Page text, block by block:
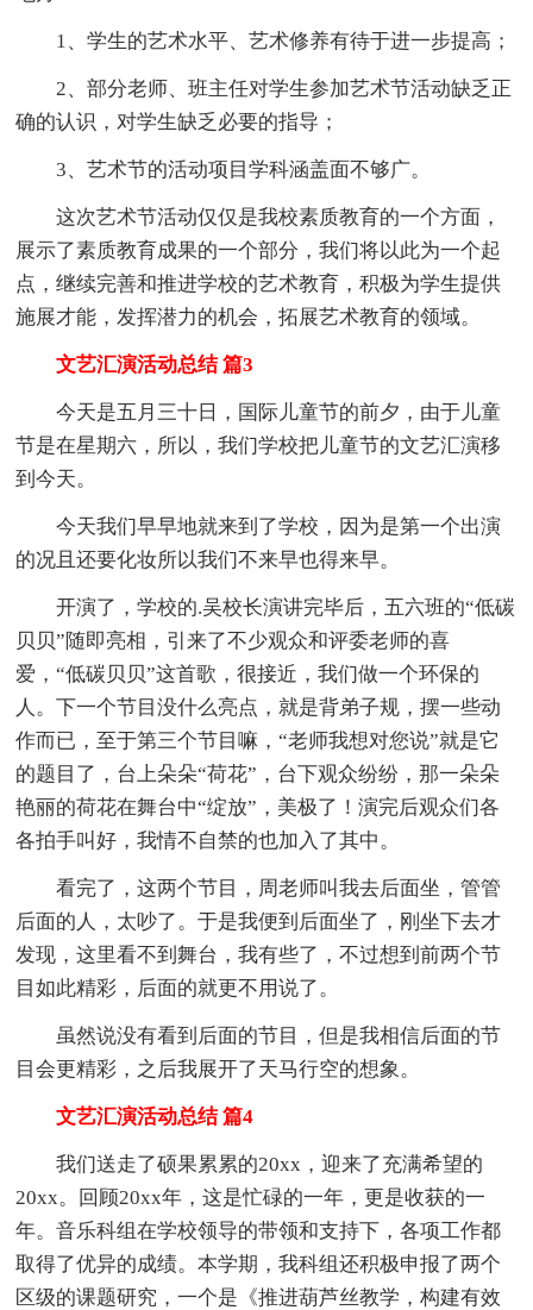
1、学生的艺术水平、艺术修养有待于进一步提高；
2、部分老师、班主任对学生参加艺术节活动缺乏正
确的认识，对学生缺乏必要的指导；
3、艺术节的活动项目学科涵盖面不够广。
这次艺术节活动仅仅是我校素质教育的一个方面，
展示了素质教育成果的一个部分，我们将以此为一个起
点，继续完善和推进学校的艺术教育，积极为学生提供
施展才能，发挥潜力的机会，拓展艺术教育的领域。
文艺汇演活动总结 篇3
今天是五月三十日，国际儿童节的前夕，由于儿童
节是在星期六，所以，我们学校把儿童节的文艺汇演移
到今天。
今天我们早早地就来到了学校，因为是第一个出演
的况且还要化妆所以我们不来早也得来早。
开演了，学校的.吴校长演讲完毕后，五六班的“低碳
贝贝”随即亮相，引来了不少观众和评委老师的喜
爱，“低碳贝贝”这首歌，很接近，我们做一个环保的
人。下一个节目没什么亮点，就是背弟子规，摆一些动
作而已，至于第三个节目嘛，“老师我想对您说”就是它
的题目了，台上朵朵“荷花”，台下观众纷纷，那一朵朵
艳丽的荷花在舞台中“绽放”，美极了！演完后观众们各
各拍手叫好，我情不自禁的也加入了其中。
看完了，这两个节目，周老师叫我去后面坐，管管
后面的人，太吵了。于是我便到后面坐了，刚坐下去才
发现，这里看不到舞台，我有些了，不过想到前两个节
目如此精彩，后面的就更不用说了。
虽然说没有看到后面的节目，但是我相信后面的节
目会更精彩，之后我展开了天马行空的想象。
文艺汇演活动总结 篇4
我们送走了硕果累累的20xx，迎来了充满希望的
20xx。回顾20xx年，这是忙碌的一年，更是收获的一
年。音乐科组在学校领导的带领和支持下，各项工作都
取得了优异的成绩。本学期，我科组还积极申报了两个
区级的课题研究，一个是《推进葫芦丝教学，构建有效